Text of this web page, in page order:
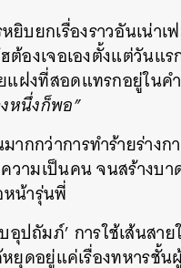
บยกเรื่องราวอันเน่า
องเจอเองตั้งแต่วันแ
ฝงที่สอดแทรกอยู่ในค
หนึ่งก็พอ”
ากกว่าการทำร้ายร่า
ามเป็นคน จนสร้างบ
หน้ารุ่นพี่
ถัมภ์’ การใช้เส้นสา
ยุดอยู่แค่เรื่องทหารชั้